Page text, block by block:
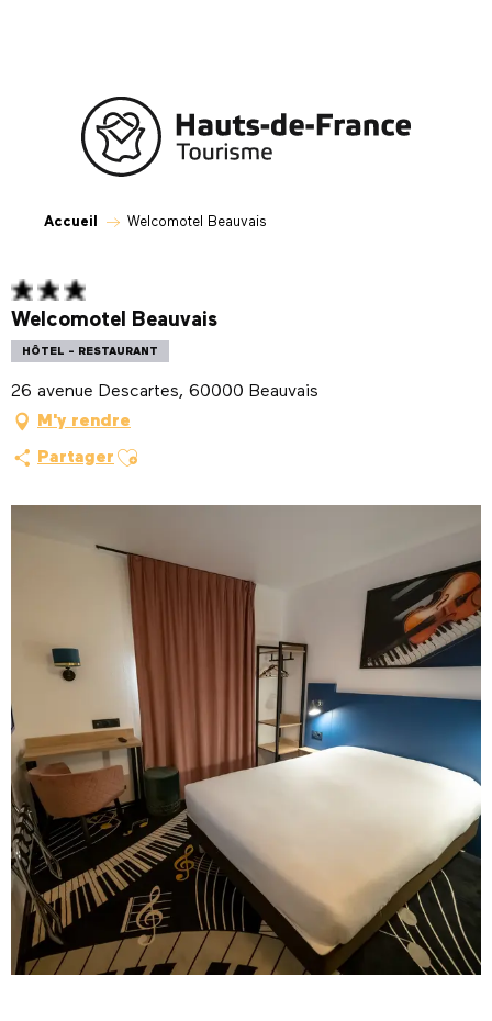
Accueil Welcomotel Beauvais
Welcomotel Beauvais
HÔTEL - RESTAURANT
26 avenue Descartes, 60000 Beauvais
M'y rendre
Partager Ajouter aux favoris